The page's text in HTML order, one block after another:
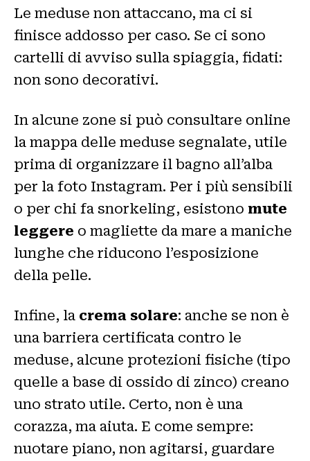
Le meduse non attaccano, ma ci si
finisce addosso per caso. Se ci sono
cartelli di avviso sulla spiaggia, fidati:
non sono decorativi.
In alcune zone si può consultare online
la mappa delle meduse segnalate, utile
prima di organizzare il bagno all’alba
per la foto Instagram. Per i più sensibili
o per chi fa snorkeling, esistono mute
leggere o magliette da mare a maniche
lunghe che riducono l’esposizione
della pelle.
Infine, la crema solare: anche se non è
una barriera certificata contro le
meduse, alcune protezioni fisiche (tipo
quelle a base di ossido di zinco) creano
uno strato utile. Certo, non è una
corazza, ma aiuta. E come sempre:
nuotare piano, non agitarsi, guardare